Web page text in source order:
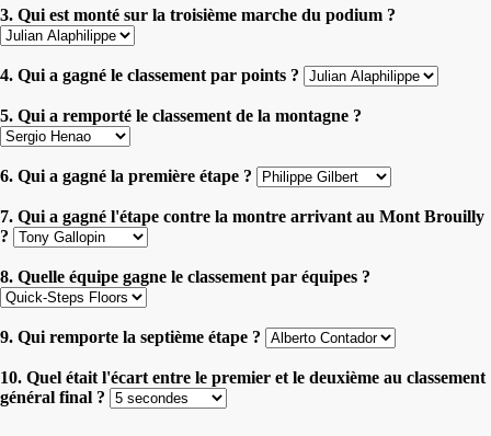
3. Qui est monté sur la troisième marche du podium ?
4. Qui a gagné le classement par points ?
5. Qui a remporté le classement de la montagne ?
6. Qui a gagné la première étape ?
7. Qui a gagné l'étape contre la montre arrivant au Mont Brouilly
?
8. Quelle équipe gagne le classement par équipes ?
9. Qui remporte la septième étape ?
10. Quel était l'écart entre le premier et le deuxième au classement
général final ?